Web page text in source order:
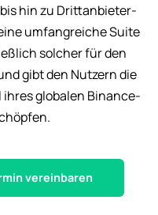
hin zu Drittanbieter-
umfangreiche Suite
solcher für den
gibt den Nutzern die
globalen Binance-
vereinbaren